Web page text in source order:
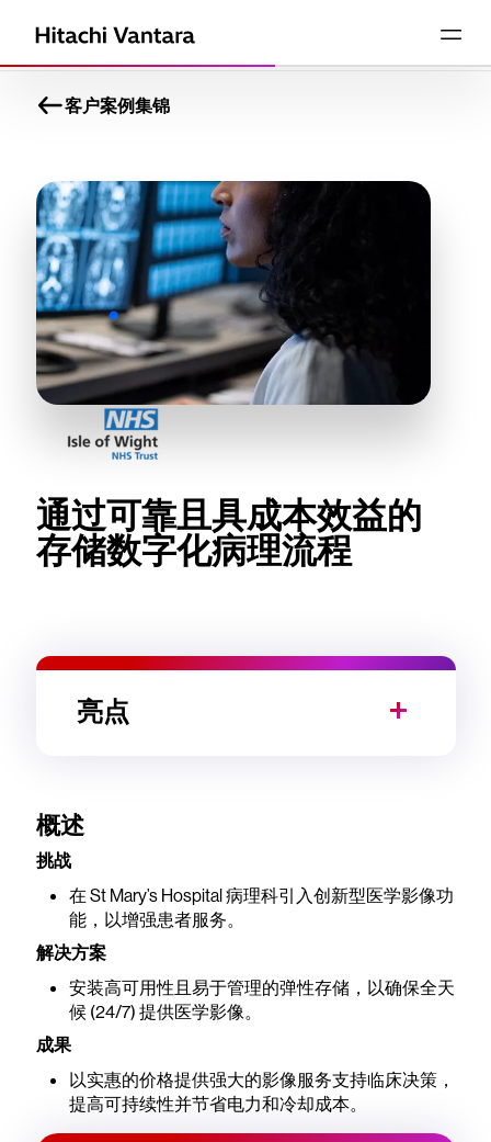
客户案例集锦
通过可靠且具成本效益的
存储数字化病理流程
概述
挑战
在 St Mary’s Hospital 病理科引入创新型医学影像功
能，以增强患者服务。
解决方案
安装高可用性且易于管理的弹性存储，以确保全天
候 (24/7) 提供医学影像。
成果
以实惠的价格提供强大的影像服务支持临床决策，
提高可持续性并节省电力和冷却成本。
亮点